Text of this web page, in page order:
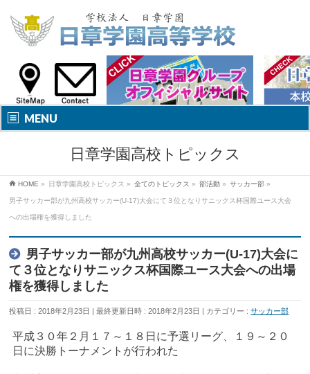
MENU
日章学園高校トピックス
HOME » 日章学園高校トピックス » 全てのトピックス » 部活動 » サッカー部 »
男子サッカー部が九州高校サッカー(U-17)大会にて３位となりサニックス杯国際ユース大会
への出場権を獲得しました
男子サッカー部が九州高校サッカー(U-17)大会に
て３位となりサニックス杯国際ユース大会への出場
権を獲得しました
投稿日 : 2018年2月23日 最終更新日時 : 2018年2月23日 カテゴリー :サッカー部
平成３０年２月１７～１８日に予選リーグ、１９～２０
日に決勝トーナメントが行われた